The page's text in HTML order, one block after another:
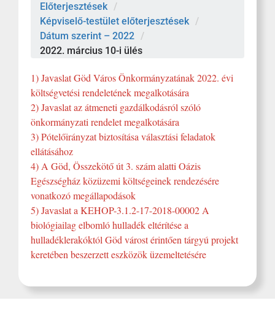
Előterjesztések /
Képviselő-testület előterjesztések /
Dátum szerint – 2022 /
2022. március 10-i ülés
1) Javaslat Göd Város Önkormányzatának 2022. évi
költségvetési rendeletének megalkotására
2) Javaslat az átmeneti gazdálkodásról szóló
önkormányzati rendelet megalkotására
3) Pótelőirányzat biztosítása választási feladatok
ellátásához
4) A Göd, Összekötő út 3. szám alatti Oázis
Egészségház közüzemi költségeinek rendezésére
vonatkozó megállapodások
5) Javaslat a KEHOP-3.1.2-17-2018-00002 A
biológiailag elbomló hulladék eltérítése a
hulladéklerakóktól Göd várost érintően tárgyú projekt
keretében beszerzett eszközök üzemeltetésére